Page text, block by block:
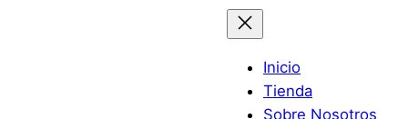
Inicio
Tienda
Sobre Nosotros